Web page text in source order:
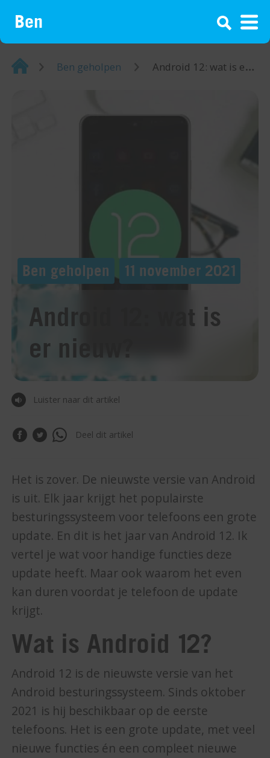
¡
Home Ben geholpen Android 12: wat is er nieuw?
Ben geholpen 11 november 2021
Android 12: wat is
er nieuw?
Luister naar dit artikel
Deel dit artikel
Het is zover. De nieuwste versie van Android
is uit. Elk jaar krijgt het populairste
besturingssysteem voor telefoons een grote
update. En dit is het jaar van Android 12. Ik
vertel je wat voor handige functies deze
update heeft. Maar ook waarom het even
kan duren voordat je telefoon de update
krijgt.
Wat is Android 12?
Android 12 is de nieuwste versie van het
Android besturingssysteem. Sinds oktober
2021 is hij beschikbaar op de eerste
telefoons. Het is een grote update, met veel
nieuwe functies én een compleet nieuwe